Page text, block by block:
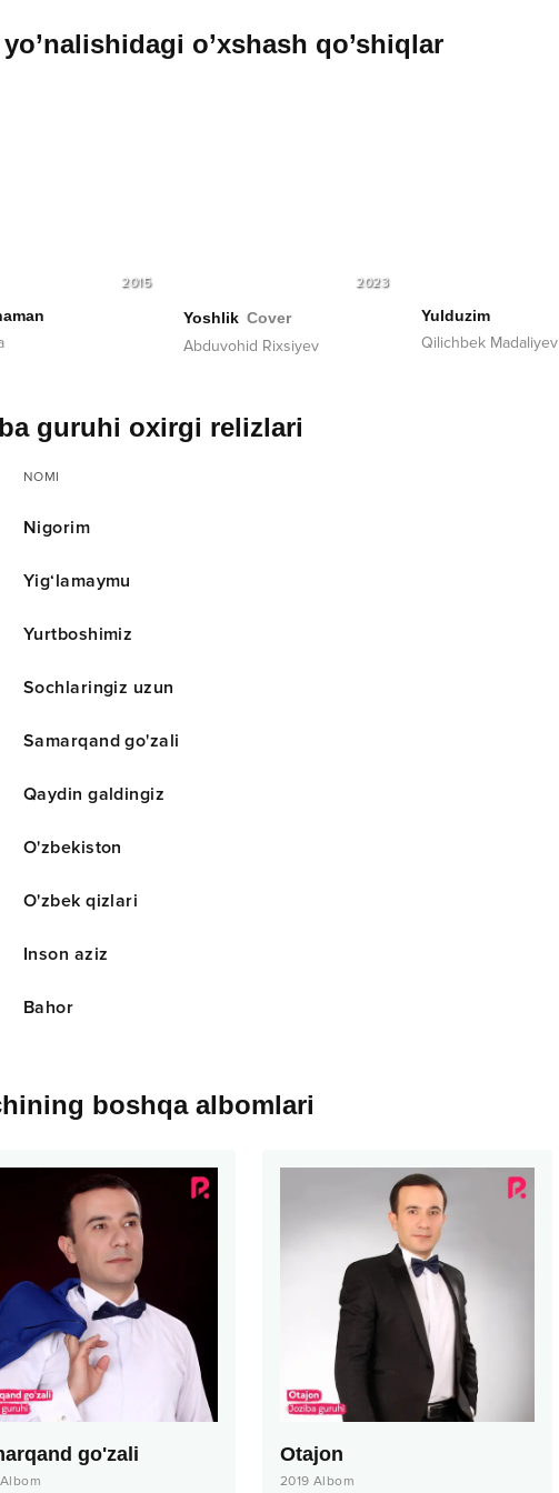
yo’nalishidagi o’xshash qo’shiqlar
2015 2023
Yoshlik Cover
Abduvohid Rixsiyev
Yulduzim
Qilichbek Madaliyev
guruhi oxirgi relizlari
NOMI
Nigorim
Yig‘lamaymu
Yurtboshimiz
Sochlaringiz uzun
Samarqand go'zali
Qaydin galdingiz
O'zbekiston
O'zbek qizlari
Inson aziz
Bahor
boshqa albomlari
go'zali
Albom
Otajon
2019 Albom